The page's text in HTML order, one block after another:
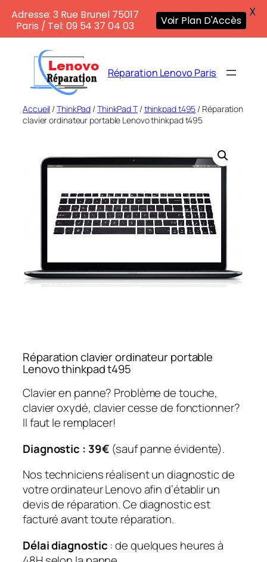
contenu
Réparation Lenovo Paris
Accueil /ThinkPad /ThinkPad T/thinkpad t495 / Réparation
clavier ordinateur portable Lenovo thinkpad t495
Réparation clavier ordinateur portable
Lenovo thinkpad t495
Clavier en panne? Problème de touche,
clavier oxydé, clavier cesse de fonctionner?
Il faut le remplacer!
Diagnostic : 39€ (sauf panne évidente).
Nos techniciens réalisent un diagnostic de
votre ordinateur Lenovo afin d’établir un
devis de réparation. Ce diagnostic est
facturé avant toute réparation.
Délai diagnostic : de quelques heures à
Adresse: 3 Rue Brunel 75017
Paris / Tel: 09 54 37 04 03
Voir Plan D'Accès
X